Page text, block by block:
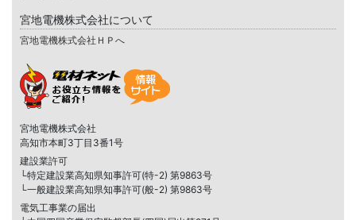
宮地電機株式会社について
宮地電機株式会社ＨＰへ
宮地電機株式会社
高知市本町3丁目3番1号
建設業許可
└特定建設業高知県知事許可(特-2) 第9863号
└一般建設業高知県知事許可(般-2) 第9863号
電気工事業の届出